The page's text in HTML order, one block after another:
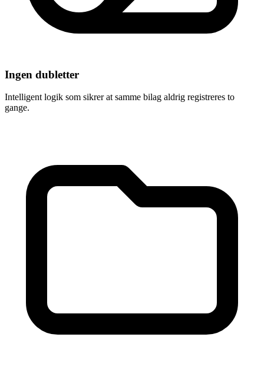
Ingen dubletter
Intelligent logik som sikrer at samme bilag aldrig registreres to
gange.